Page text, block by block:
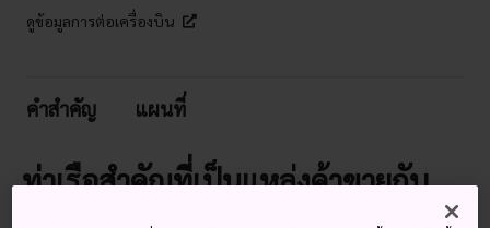
ดูข้อมูลการต่อเครื่องบิน
คำสำคัญ แผนที่
ท่าเรือสำคัญที่เป็นแหล่งค้าขายกับ